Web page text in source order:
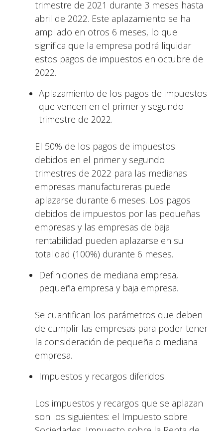
trimestre de 2021 durante 3 meses hasta
abril de 2022. Este aplazamiento se ha
ampliado en otros 6 meses, lo que
significa que la empresa podrá liquidar
estos pagos de impuestos en octubre de
2022.
Aplazamiento de los pagos de impuestos
que vencen en el primer y segundo
trimestre de 2022.
El 50% de los pagos de impuestos
debidos en el primer y segundo
trimestres de 2022 para las medianas
empresas manufactureras puede
aplazarse durante 6 meses. Los pagos
debidos de impuestos por las pequeñas
empresas y las empresas de baja
rentabilidad pueden aplazarse en su
totalidad (100%) durante 6 meses.
Definiciones de mediana empresa,
pequeña empresa y baja empresa.
Se cuantifican los parámetros que deben
de cumplir las empresas para poder tener
la consideración de pequeña o mediana
empresa.
Impuestos y recargos diferidos.
Los impuestos y recargos que se aplazan
son los siguientes: el Impuesto sobre